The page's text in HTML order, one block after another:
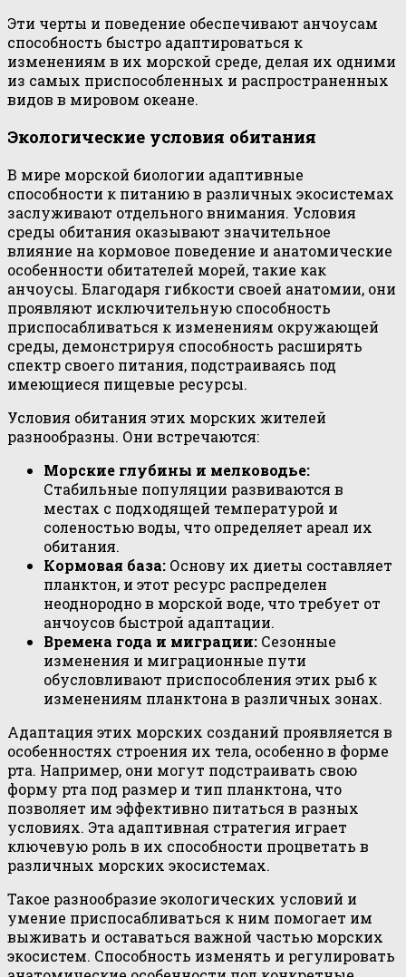
Эти черты и поведение обеспечивают анчоусам
способность быстро адаптироваться к
изменениям в их морской среде, делая их одними
из самых приспособленных и распространенных
видов в мировом океане.
Экологические условия обитания
В мире морской биологии адаптивные
способности к питанию в различных экосистемах
заслуживают отдельного внимания. Условия
среды обитания оказывают значительное
влияние на кормовое поведение и анатомические
особенности обитателей морей, такие как
анчоусы. Благодаря гибкости своей анатомии, они
проявляют исключительную способность
приспосабливаться к изменениям окружающей
среды, демонстрируя способность расширять
спектр своего питания, подстраиваясь под
имеющиеся пищевые ресурсы.
Условия обитания этих морских жителей
разнообразны. Они встречаются:
Морские глубины и мелководье:
Стабильные популяции развиваются в
местах с подходящей температурой и
соленостью воды, что определяет ареал их
обитания.
Кормовая база: Основу их диеты составляет
планктон, и этот ресурс распределен
неоднородно в морской воде, что требует от
анчоусов быстрой адаптации.
Времена года и миграции: Сезонные
изменения и миграционные пути
обусловливают приспособления этих рыб к
изменениям планктона в различных зонах.
Адаптация этих морских созданий проявляется в
особенностях строения их тела, особенно в форме
рта. Например, они могут подстраивать свою
форму рта под размер и тип планктона, что
позволяет им эффективно питаться в разных
условиях. Эта адаптивная стратегия играет
ключевую роль в их способности процветать в
различных морских экосистемах.
Такое разнообразие экологических условий и
умение приспосабливаться к ним помогает им
выживать и оставаться важной частью морских
экосистем. Способность изменять и регулировать